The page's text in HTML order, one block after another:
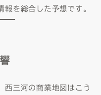
報を総合した予想です。
西三河の商業地図はこう